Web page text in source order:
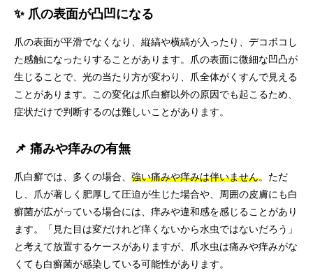
✨ 爪の表面が凸凹になる
爪の表面が平滑でなくなり、縦縞や横縞が入ったり、デコボコし
た感触になったりすることがあります。爪の表面に微細な凹凸が
生じることで、光の当たり方が変わり、爪全体がくすんで見える
ことがあります。この変化は爪白癬以外の原因でも起こるため、
症状だけで判断するのは難しいことがあります。
📌 痛みや痒みの有無
爪白癬では、多くの場合、 強い痛みや痒みは伴いません。ただ
し、爪が著しく肥厚して圧迫が生じた場合や、周囲の皮膚にも白
癬菌が広がっている場合には、痒みや違和感を感じることがあり
ます。「見た目は変だけれど痒くないから水虫ではないだろう」
と考えて放置するケースがありますが、爪水虫は痛みや痒みがな
くても白癬菌が感染している可能性があります。